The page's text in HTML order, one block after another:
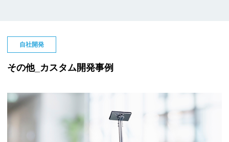
自社開発
その他_カスタム開発事例